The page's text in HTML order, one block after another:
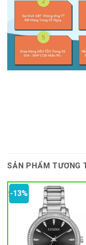
SẢN PHẨM TƯƠNG
-13%